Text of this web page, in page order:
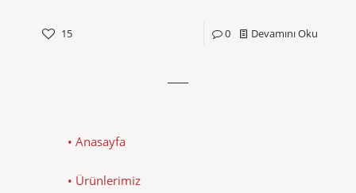
15 0 Devamını Oku
• Anasayfa
• Ürünlerimiz